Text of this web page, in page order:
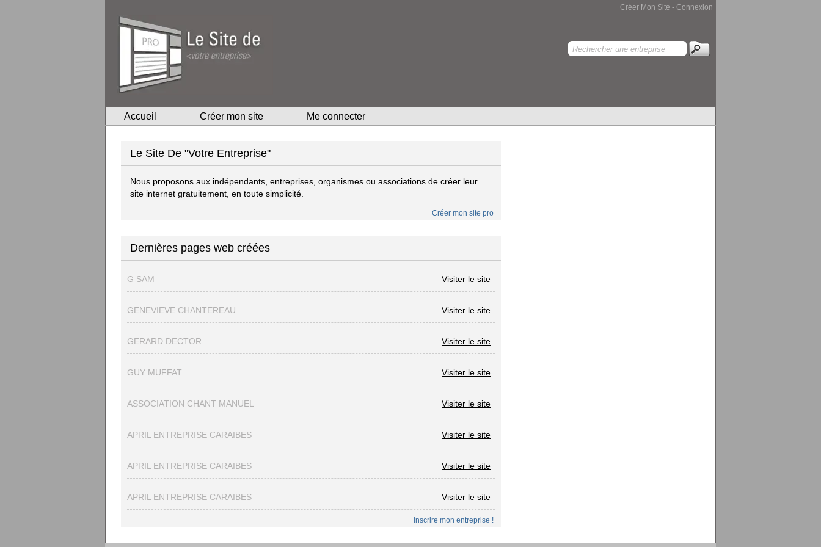
Créer Mon Site - Connexion
Accueil Créer mon site Me connecter
Le Site De "Votre Entreprise"
Nous proposons aux indépendants, entreprises, organismes ou associations de créer leur
site internet gratuitement, en toute simplicité.
Créer mon site pro
Dernières pages web créées
G SAM Visiter le site
GENEVIEVE CHANTEREAU Visiter le site
GERARD DECTOR Visiter le site
GUY MUFFAT Visiter le site
ASSOCIATION CHANT MANUEL Visiter le site
APRIL ENTREPRISE CARAIBES Visiter le site
APRIL ENTREPRISE CARAIBES Visiter le site
APRIL ENTREPRISE CARAIBES Visiter le site
Inscrire mon entreprise !